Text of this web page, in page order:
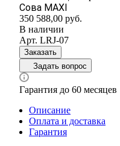
Сова MAXI
350 588,00 руб.
В наличии
Арт. LRJ-07
Заказать
Задать вопрос
Гарантия до 60 месяцев
Описание
Оплата и доставка
Гарантия